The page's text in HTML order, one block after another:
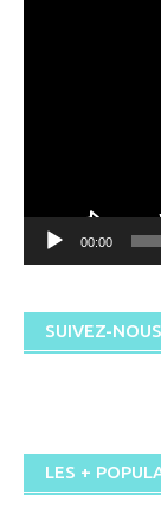
00:00
SUIVEZ-
LES +